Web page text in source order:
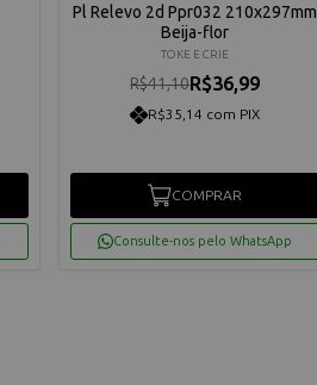
Pl Relevo 2d Ppr032 210x297mm
Beija-flor
TOKE E CRIE
R$41,10R$36,99
R$35,14 com PIX
COMPRAR
Consulte-nos pelo WhatsApp